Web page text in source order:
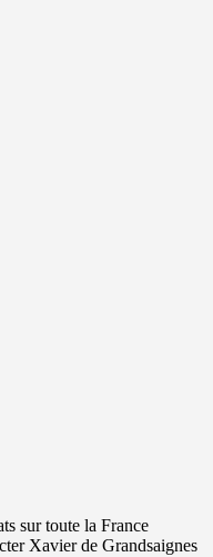
sur toute la France
Xavier de Grandsaignes